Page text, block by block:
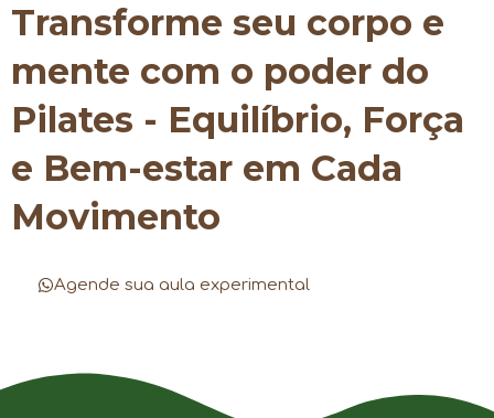
Transforme seu corpo e
mente com o poder do
Pilates - Equilíbrio, Força
e Bem-estar em Cada
Movimento
Agende sua aula experimental